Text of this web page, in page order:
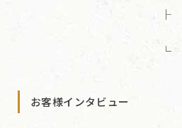
お客様インタビュー